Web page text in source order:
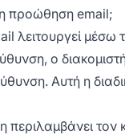
προώθηση email;
λειτουργεί μέσω
ο
Αυτή η
περιλαμβάνει